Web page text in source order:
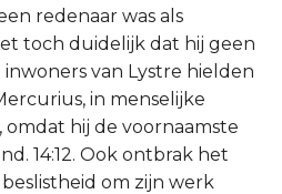
redenaar was als
toch duidelijk dat hij geen
van Lystre hielden
in menselijke
hij de voornaamste
14:12. Ook ontbrak het
om zijn werk